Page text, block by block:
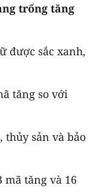
trống tăng
được sắc xanh,
tăng so với
sản và bảo
tăng và 16